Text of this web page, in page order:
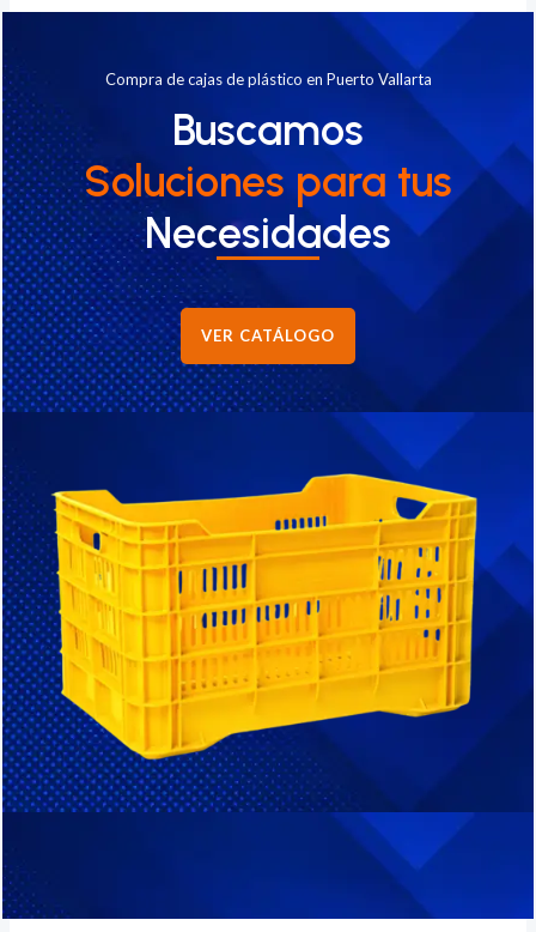
Compra de cajas de plástico en Puerto Vallarta
Buscamos
Soluciones para tus
Necesidades
VER CATÁLOGO